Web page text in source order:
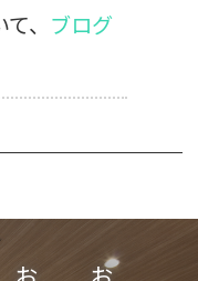
、 ブログ
ついて、ブ